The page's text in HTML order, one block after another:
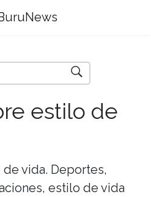
estilo de
vida. Deportes,
estilo de vida